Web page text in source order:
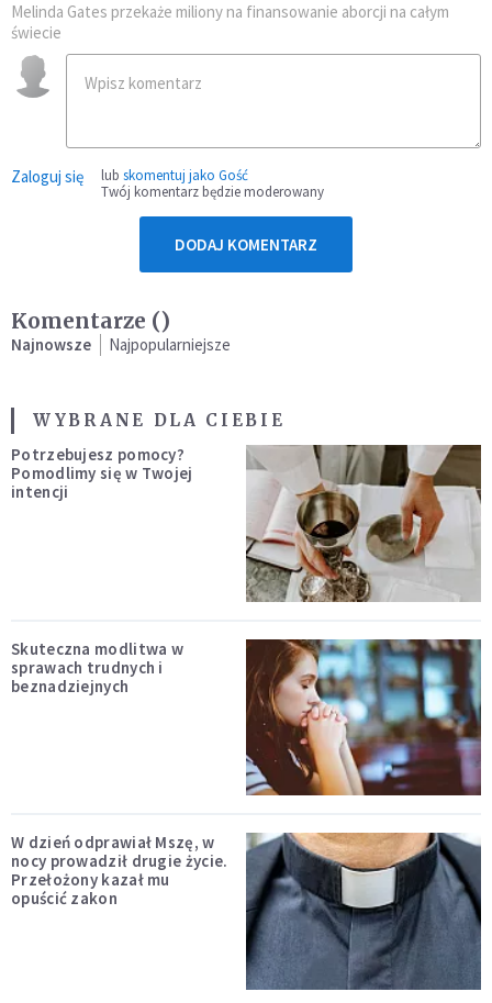
Melinda Gates przekaże miliony na finansowanie aborcji na całym
świecie
Zaloguj się lub skomentuj jako Gość
Twój komentarz będzie moderowany
DODAJ KOMENTARZ
Komentarze ()
Najnowsze Najpopularniejsze
WYBRANE DLA CIEBIE
Potrzebujesz pomocy?
Pomodlimy się w Twojej
intencji
Skuteczna modlitwa w
sprawach trudnych i
beznadziejnych
W dzień odprawiał Mszę, w
nocy prowadził drugie życie.
Przełożony kazał mu
opuścić zakon